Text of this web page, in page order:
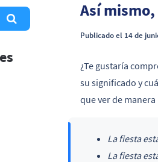
Así
Publicado el 14 de
¿Te gustaría
su significado y
que ver de
La fiesta
La fiesta